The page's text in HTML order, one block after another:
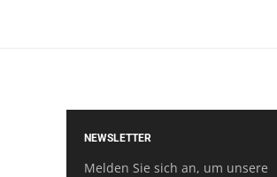
NEWSLETTER
Melden Sie sich an, um unsere